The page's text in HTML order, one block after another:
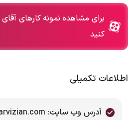
برای مشاهده نمونه کارهای آقای
کنید
اطلاعات تکمیلی
آدرس وب سایت: www.drparvizian.com